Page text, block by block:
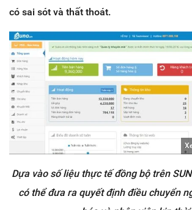
có sai sót và thất thoát.
Dựa vào số liệu thực tế đồng bộ trên
có thể đưa ra quyết định điều chuyển